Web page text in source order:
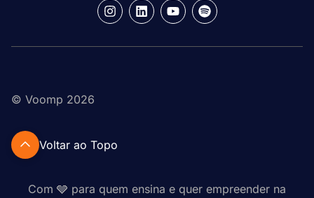
© Voomp 2026
Voltar ao Topo
Com 🩶 para quem ensina e quer empreender na